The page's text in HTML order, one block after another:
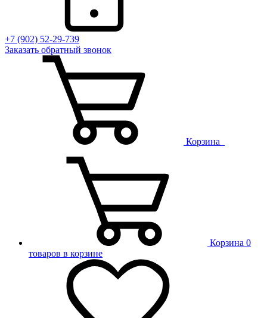
+7 (902) 52-29-739
Заказать обратный звонок
Корзина
Корзина 0
товаров в корзине